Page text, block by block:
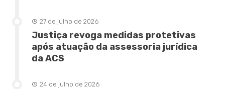
27 de julho de 2026
Justiça revoga medidas protetivas
após atuação da assessoria jurídica
da ACS
24 de julho de 2026